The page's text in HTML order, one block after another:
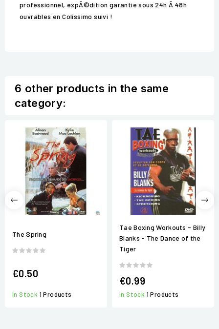
professionnel, expÃ©dition garantie sous 24h Ã 48h
ouvrables en Colissimo suivi !
6 other products in the same
category:
The Spring
€0.50
In Stock 1 Products
Tae Boxing Workouts - Billy
Blanks - The Dance of the
Tiger
€0.99
In Stock 1 Products